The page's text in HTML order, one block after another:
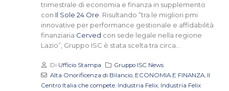
trimestrale di economia e finanza in supplemento
con Il Sole 24 Ore . Risultando “tra le migliori pmi
innovative per performance gestionale e affidabilità
finanziaria Cerved con sede legale nella regione
Lazio”, Gruppo ISC è stata scelta tra circa...
Di Ufficio Stampa
Gruppo ISC News
Alta Onorificenza di Bilancio, ECONOMIA E FINANZA, Il
Centro Italia che compete Industria Felix Industria Felix